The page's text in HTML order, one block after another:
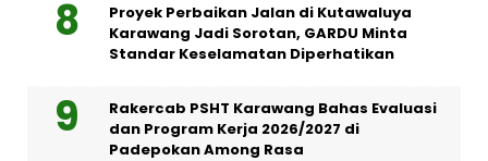
Proyek Perbaikan Jalan di Kutawaluya
Karawang Jadi Sorotan, GARDU Minta
Standar Keselamatan Diperhatikan
Rakercab PSHT Karawang Bahas Evaluasi
dan Program Kerja 2026/2027 di
Padepokan Among Rasa